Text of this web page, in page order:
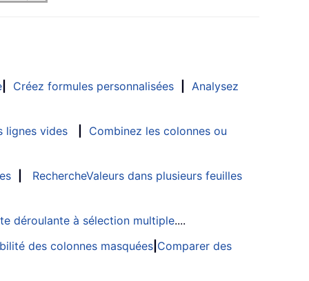
Créez formules personnalisées
Analysez
lignes vides
Combinez les colonnes ou
RechercheValeurs dans plusieurs feuilles
déroulante à sélection multiple....
des colonnes masquées Comparer des